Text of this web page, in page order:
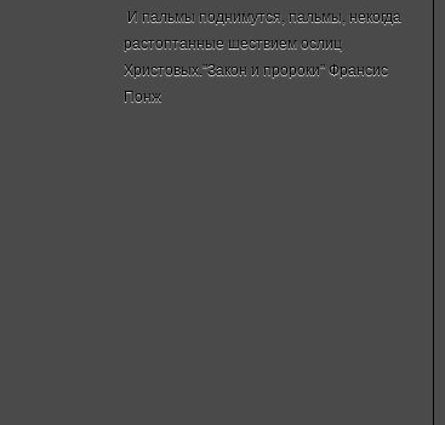
И пальмы поднимутся, пальмы, некогда
растоптанные шествием ослиц
Христовых."Закон и пророки" Франсис
Понж